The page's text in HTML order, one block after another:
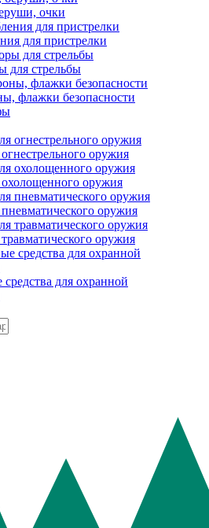
очки
для пристрелки
для стрельбы
флажки безопасности
оружия
охолощенного оружия
оружия
оружия
для охранной